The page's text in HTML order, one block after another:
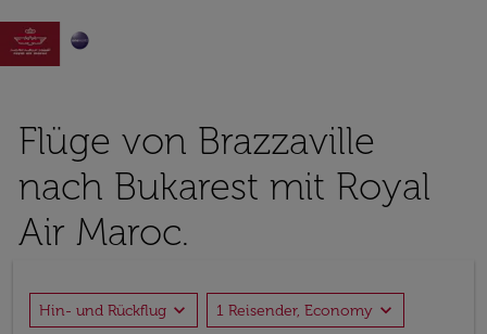

Flüge von Brazzaville
nach Bukarest mit Royal
Air Maroc.
Hin- und Rückflug expand_more 1 Reisender, Economy expand_more